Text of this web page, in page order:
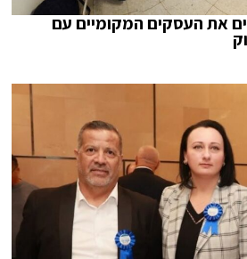
את העסקים המקומיים עם